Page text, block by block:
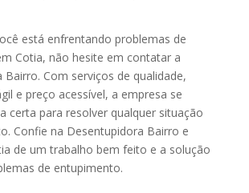
está enfrentando problemas de
Cotia, não hesite em contatar a
Bairro. Com serviços de qualidade,
e preço acessível, a empresa se
certa para resolver qualquer situação
Confie na Desentupidora Bairro e
de um trabalho bem feito e a solução
de entupimento.